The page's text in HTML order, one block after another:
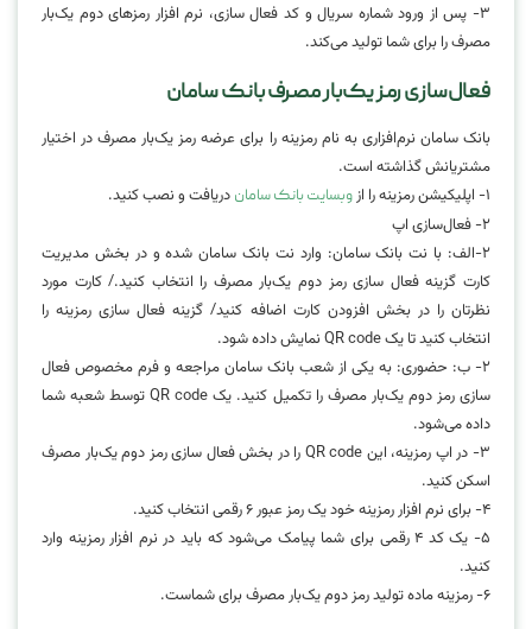
۳- پس از ورود شماره سریال و کد فعال سازی، نرم افزار رمزهای دوم یک‌بار
مصرف را برای شما تولید می‌کند.
فعال‌سازی رمز یک‌بار مصرف بانک سامان
بانک سامان نرم‌افزاری به نام رمزینه را برای عرضه رمز یک‌بار مصرف در اختیار
مشتریانش گذاشته است.
۱- اپلیکیشن رمزینه را از
وبسایت بانک سامان دریافت و نصب کنید.
۲- فعال‌سازی اپ
۲-الف: با نت بانک سامان: وارد نت بانک سامان شده و در بخش مدیریت
کارت گزینه فعال سازی رمز دوم یک‌بار مصرف را انتخاب کنید./ کارت مورد
نظرتان را در بخش افزودن کارت اضافه کنید/ گزینه فعال سازی رمزینه را
انتخاب کنید تا یک QR code نمایش داده شود.
۲- ب: حضوری: به یکی از شعب بانک سامان مراجعه و فرم مخصوص فعال
سازی رمز دوم یک‌بار مصرف را تکمیل کنید. یک QR code توسط شعبه شما
داده می‌شود.
۳- در اپ رمزینه، این QR code را در بخش فعال سازی رمز دوم یک‌بار مصرف
اسکن کنید.
۴- برای نرم افزار رمزینه خود یک رمز عبور ۶ رقمی انتخاب کنید.
۵- یک کد ۴ رقمی برای شما پیامک می‌شود که باید در نرم افزار رمزینه وارد
کنید.
۶- رمزینه ماده تولید رمز دوم یک‌بار مصرف برای شماست.